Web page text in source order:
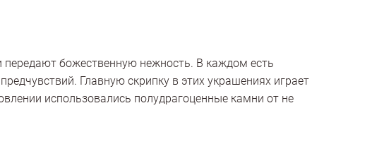
передают божественную нежность. В каждом есть
Главную скрипку в этих украшениях играет
использовались полудрагоценные камни от не